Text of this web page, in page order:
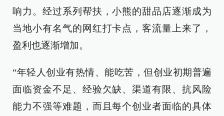
响力。经过系列帮扶，小熊的甜品店逐渐成为
当地小有名气的网红打卡点，客流量上来了，
盈利也逐渐增加。
“年轻人创业有热情、能吃苦，但创业初期普遍
面临资金不足、经验欠缺、渠道有限、抗风险
能力不强等难题，而且每个创业者面临的具体